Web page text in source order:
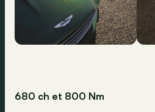
680 ch et 800 Nm